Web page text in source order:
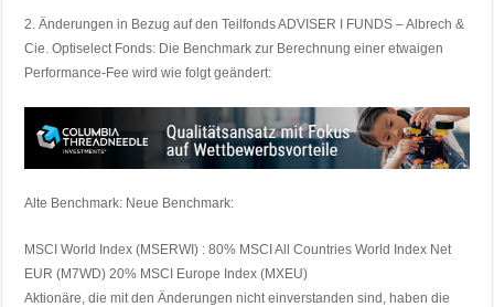
2. Änderungen in Bezug auf den Teilfonds ADVISER I FUNDS – Albrech &
Cie. Optiselect Fonds: Die Benchmark zur Berechnung einer etwaigen
Performance-Fee wird wie folgt geändert:
Alte Benchmark: Neue Benchmark:
MSCI World Index (MSERWI) : 80% MSCI All Countries World Index Net
EUR (M7WD) 20% MSCI Europe Index (MXEU)
Aktionäre, die mit den Änderungen nicht einverstanden sind, haben die